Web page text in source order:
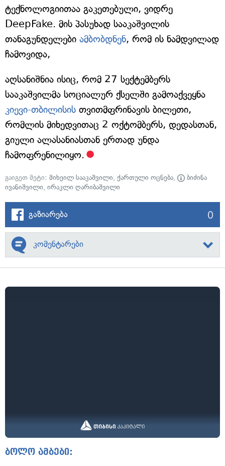
ტექნოლოგიითაა გაკეთებული, ვიდრე
DeepFake. მის პასუხად სააკაშვილის
თანაგუნდელები ამბობდნენ, რომ ის ნამდვილად
ჩამოვიდა,
აღსანიშნია ისიც, რომ 27 სექტემბერს
სააკაშვილმა სოციალურ ქსელში გამოაქვეყნა
კიევი-თბილისის თვითმფრინავის ბილეთი,
რომლის მიხედვითაც 2 ოქტომბერს, დედასთან,
გიული ალასანიასთან ერთად უნდა
ჩამოფრენილიყო.
გაიგეთ მეტი: მიხეილ სააკაშვილი, ქართული ოცნება,
ბიძინა
ივანიშვილი, ირაკლი ღარიბაშვილი
გაზიარება 0
კომენტარები
ბოლო ამბები: